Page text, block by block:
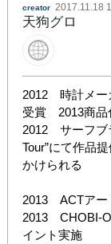
creator 2017.11.18
天狗グロ
2012　時計メ
受賞　2013商品
2012　サーフ
Tour”にて作品
かけられる
2013　ACTア
2013　CHOBI-
イント実施